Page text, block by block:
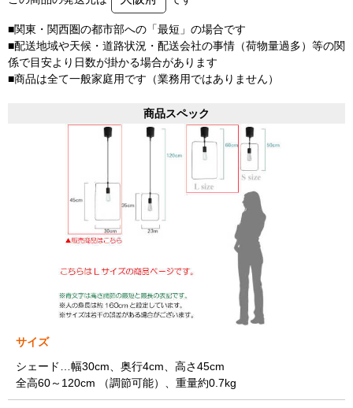
■関東・関西圏の都市部への「最短」の場合です
■配送地域や天候・道路状況・配送会社の事情（荷物量過多）等の関
係で目安より日数が掛かる場合があります
■商品は全て一般家庭用です（業務用ではありません）
商品スペック
サイズ
シェード…幅30cm、奥行4cm、高さ45cm
全高60～120cm （調節可能）、重量約0.7kg